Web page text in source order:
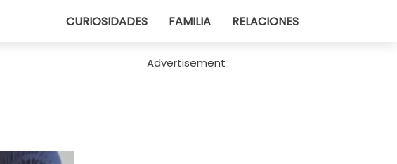
CURIOSIDADES FAMILIA RELACIONES
Advertisement